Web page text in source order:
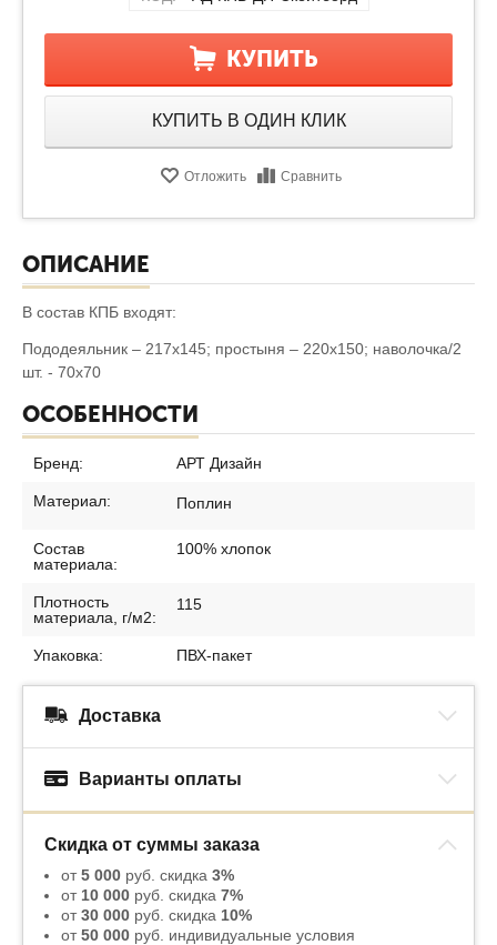
КУПИТЬ
КУПИТЬ В ОДИН КЛИК
Отложить Сравнить
ОПИСАНИЕ
В состав КПБ входят:
Пододеяльник – 217х145; простыня – 220х150; наволочка/2
шт. - 70х70
ОСОБЕННОСТИ
Бренд: АРТ Дизайн
Материал: Поплин
Состав
материала:
100% хлопок
Плотность
материала, г/м2:
115
Упаковка: ПВХ-пакет
Доставка
Варианты оплаты
Скидка от суммы заказа
от5 000 руб. скидка 3%
от 10 000 руб. скидка 7%
от30 000 руб. скидка 10%
от50 000 руб. индивидуальные условия